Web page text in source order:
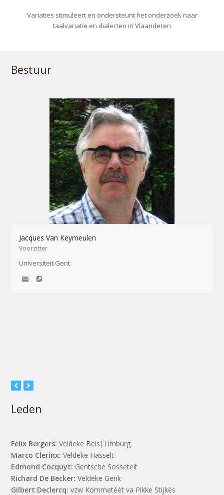
Variaties stimuleert en ondersteunt het onderzoek naar
taalvariatie en dialecten in Vlaanderen
Bestuur
Jacques Van Keymeulen
Voorzitter
Universiteit Gent
Leden
Felix Bergers:Veldeke Belsj Limburg
Marco Clerinx:Veldeke Hasselt
Edmond Cocquyt: Gentsche Sosseteit
Richard De Becker:Veldeke Genk
Gilbert Declercq: vzw Kommetéét va Pikke Stijkès